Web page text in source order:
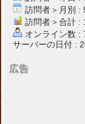
訪問者＞月別 :
訪問者＞合計 :
オンライン数 :
サーバーの日付 :
広告